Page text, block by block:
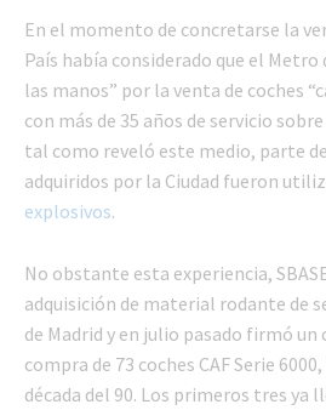
En el momento de concretarse la
País había considerado que el
las manos” por la venta de coches
con más de 35 años de servicio
tal como reveló este medio, parte
adquiridos por la Ciudad fueron
explosivos.
No obstante esta experiencia,
adquisición de material rodante de
de Madrid y en julio pasado firmó un
compra de 73 coches CAF Serie
década del 90. Los primeros tres ya